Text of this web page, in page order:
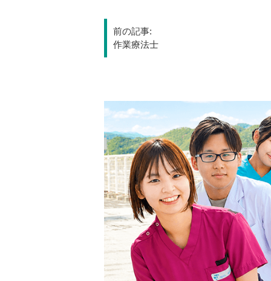
投
稿
ビ
ゲ
ー
シ
ョ
ン
前の記事:
作業療法士